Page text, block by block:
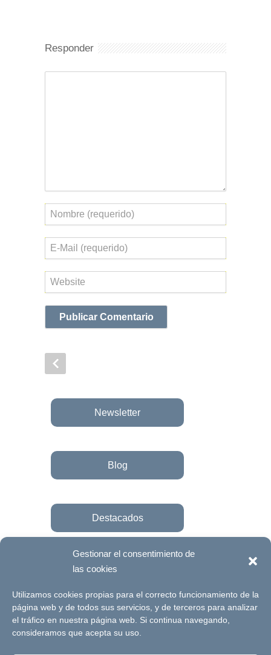
Gestionar el consentimiento de
las cookies
Utilizamos cookies propias para el correcto funcionamiento de la
página web y de todos sus servicios, y de terceros para analizar
el tráfico en nuestra página web. Si continua navegando,
consideramos que acepta su uso.
Responder
Nombre
Correo
electrónico
Web
Newsletter
Blog
Destacados
Únete a la fundación
© Futuro Singular Córdoba 2017. Web
desarrollada por